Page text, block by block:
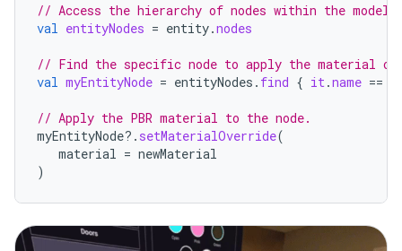
// Access the hierarchy of nodes within the model
val entityNodes = entity.nodes
// Find the specific node to apply the material
val myEntityNode = entityNodes . find { it.name ==
// Apply the PBR material to the node.
myEntityNode?. setMaterialOverride(
material = newMaterial
)